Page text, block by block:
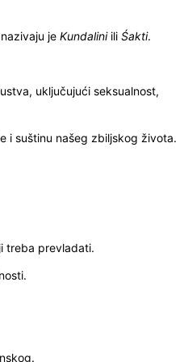
je Kundaliniili Śakti.
uključujući seksualnost,
i suštinu našeg zbiljskog života.
treba prevladati.